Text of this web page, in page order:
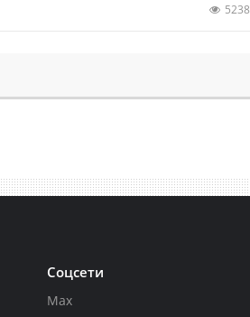
5238
Соцсети
Max